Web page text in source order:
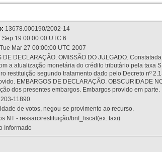
13678.000190/2002-14
Sep 19 00:00:00 UTC 6
Tue Mar 27 00:00:00 UTC 2007
DE DECLARAÇÃO. OMISSÃO DO JULGADO.
a atualização monetária do crédito tributário pela taxa
restituição segundo tratamento dado pelo Decreto nº
EMBARGOS DE DECLARAÇÃO. OBSCURIDADE
dos presentes embargos. Embargos provido em parte.
203-11890
de votos, negou-se provimento ao recurso.
NT - ressarc/restituição/bnf_fiscal(ex.:taxi)
Informado